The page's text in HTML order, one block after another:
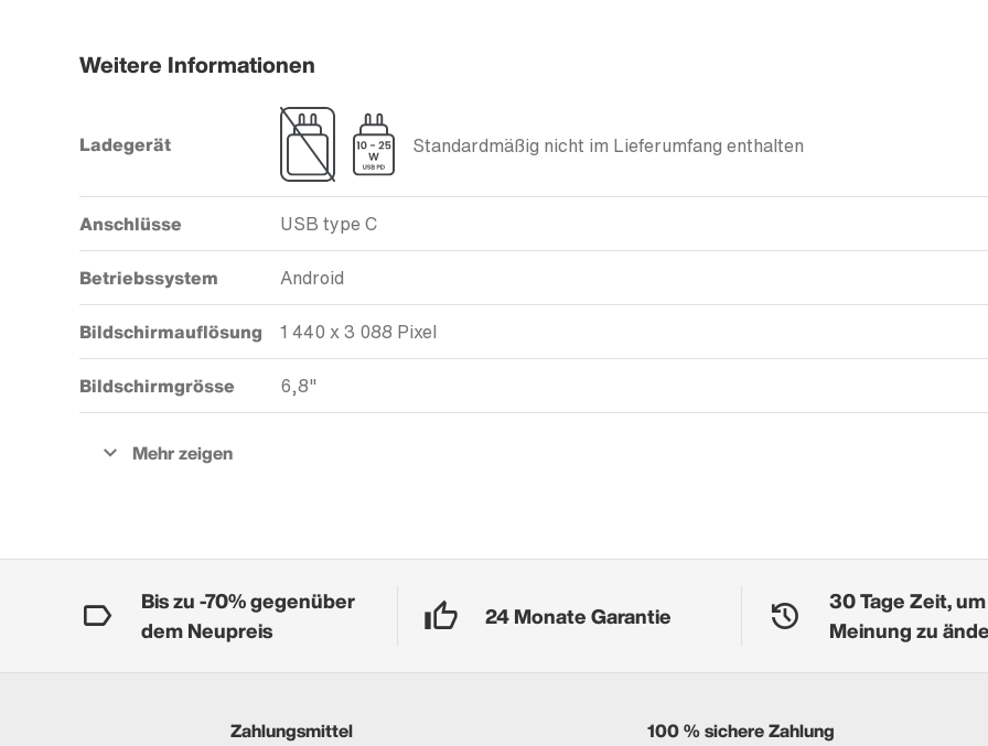
Weitere Informationen
Ladegerät Standardmäßig nicht im Lieferumfang enthalten
Anschlüsse USB type C
Betriebssystem Android
Bildschirmauflösung 1 440 x 3 088 Pixel
Bildschirmgrösse 6,8"
Bis zu -70% gegenüber
dem Neupreis
24 Monate Garantie
30 Tage Zeit,
Meinung zu
Zahlungsmittel 100 % sichere Zahlung